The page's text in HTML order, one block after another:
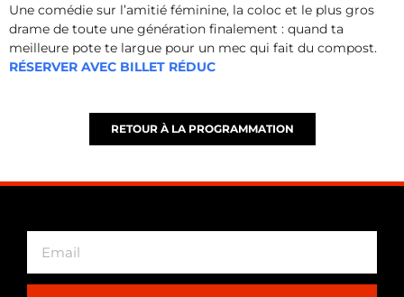
Une comédie sur l’amitié féminine, la coloc et le plus gros
drame de toute une génération finalement : quand ta
meilleure pote te largue pour un mec qui fait du compost.
RÉSERVER AVEC BILLET RÉDUC
RETOUR À LA PROGRAMMATION